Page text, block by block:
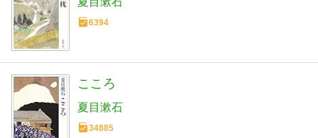
6394
こころ
夏目漱石
34885